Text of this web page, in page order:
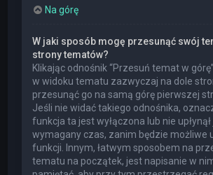
Na górę
W jaki sposób mogę przesunąć swój
strony tematów?
Klikając odnośnik “Przesuń temat w
w widoku tematu zazwyczaj na dole
przesunąć go na samą górę pierwszej
Jeśli nie widać takiego odnośnika,
funkcja ta jest wyłączona lub nie
wymagany czas, zanim będzie możliwe
funkcji. Innym, łatwym sposobem na
tematu na początek, jest napisanie w